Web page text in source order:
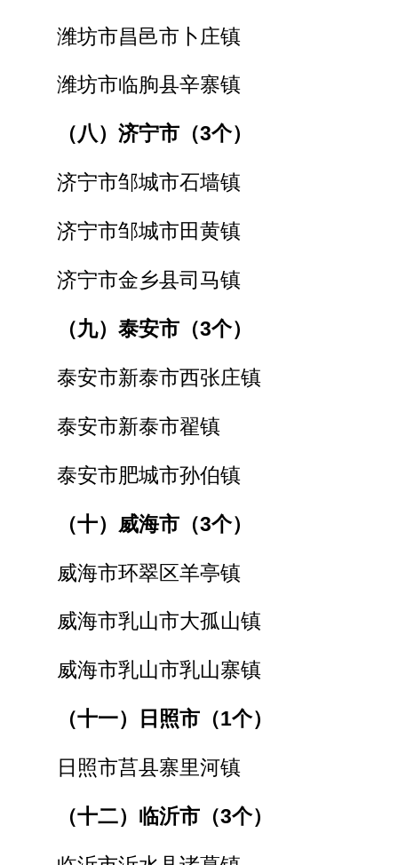
潍坊市昌邑市卜庄镇
潍坊市临朐县辛寨镇
（八）济宁市（3个）
济宁市邹城市石墙镇
济宁市邹城市田黄镇
济宁市金乡县司马镇
（九）泰安市（3个）
泰安市新泰市西张庄镇
泰安市新泰市翟镇
泰安市肥城市孙伯镇
（十）威海市（3个）
威海市环翠区羊亭镇
威海市乳山市大孤山镇
威海市乳山市乳山寨镇
（十一）日照市（1个）
日照市莒县寨里河镇
（十二）临沂市（3个）